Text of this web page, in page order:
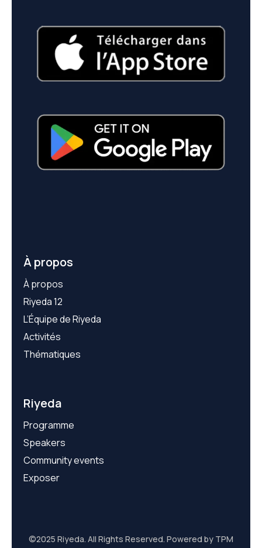
À propos
À propos
Riyeda 12
L’Équipe de Riyeda
Activités
Thématiques
Riyeda
Programme
Speakers
Community events
Exposer
©2025 Riyeda. All Rights Reserved. Powered by TPM